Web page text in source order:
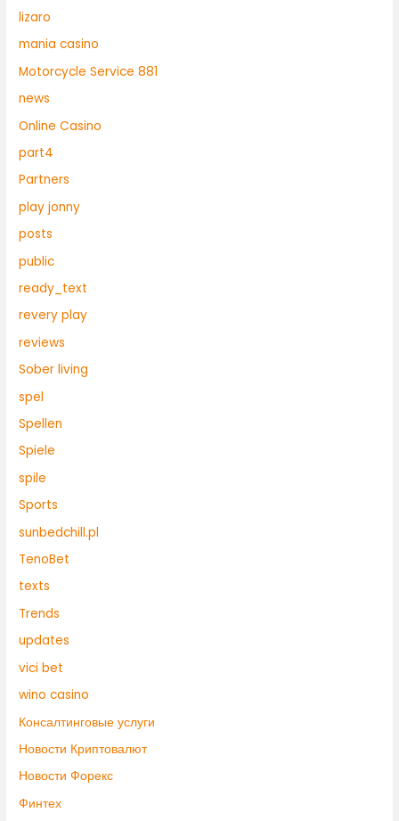
lizaro
mania casino
Motorcycle Service 881
news
Online Casino
part4
Partners
play jonny
posts
public
ready_text
revery play
reviews
Sober living
spel
Spellen
Spiele
spile
Sports
sunbedchill.pl
TenoBet
texts
Trends
updates
vici bet
wino casino
Консалтинговые услуги
Новости Криптовалют
Новости Форекс
Финтех